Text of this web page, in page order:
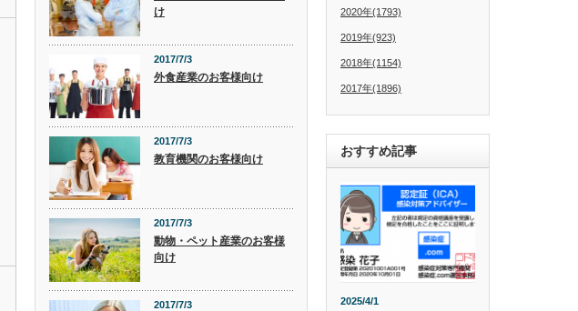
け
2017/7/3
外食産業のお客様向け
2017/7/3
教育機関のお客様向け
2017/7/3
動物・ペット産業のお客様
向け
2017/7/3
2020年(1793)
2019年(923)
2018年(1154)
2017年(1896)
おすすめ記事
2025/4/1